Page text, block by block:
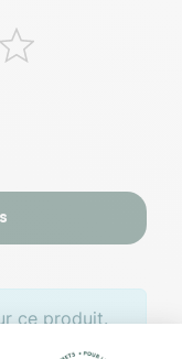
ce produit.